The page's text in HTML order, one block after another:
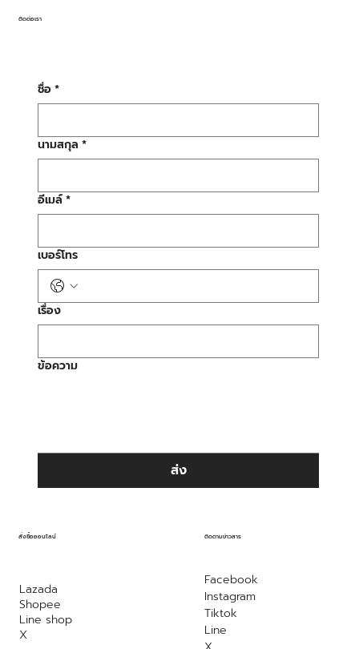
Facebook
Instagram
Tiktok
Line
ติดตามข่าวสาร
สั่งซื้อออนไลน์
Lazada
Shopee
Line shop
X
ชื่อ*
นามสกุล *
อีเมล์*
เบอร์โทร
เรื่อง
ข้อความ
ส่ง
ติดต่อเรา